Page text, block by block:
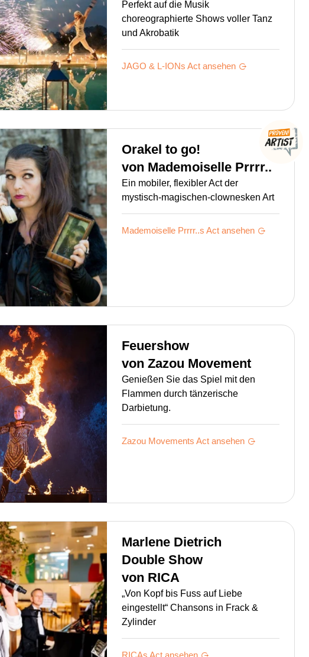
Perfekt auf die Musik
choreographierte Shows voller Tanz
und Akrobatik
JAGO & L-IONs Act ansehen
Orakel to go!
von Mademoiselle Prrrr..
Ein mobiler, flexibler Act der
mystisch-magischen-clownesken Art
Mademoiselle Prrrr..s Act ansehen
Feuershow
von Zazou Movement
Genießen Sie das Spiel mit den
Flammen durch tänzerische
Darbietung.
Zazou Movements Act ansehen
Marlene Dietrich
Double Show
von RICA
„Von Kopf bis Fuss auf Liebe
eingestellt“ Chansons in Frack &
Zylinder
RICAs Act ansehen